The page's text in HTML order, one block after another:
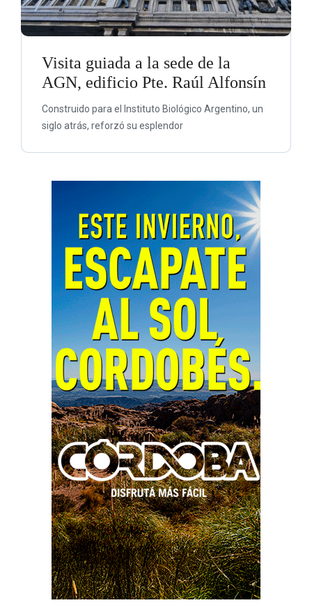
Visita guiada a la sede de la
AGN, edificio Pte. Raúl Alfonsín
Construido para el Instituto Biológico Argentino, un
siglo atrás, reforzó su esplendor